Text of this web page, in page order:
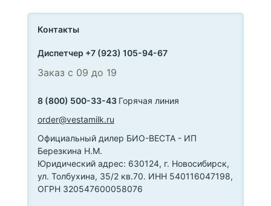
Контакты
Диспетчер +7 (923) 105-94-67
Заказ с 09 до 19
8 (800) 500-33-43 Горячая линия
order@vestamilk.ru
Официальный дилер БИО-ВЕСТА - ИП
Березкина Н.М.
Юридический адрес: 630124, г. Новосибирск,
ул. Толбухина, 35/2 кв.70. ИНН 540116047198,
ОГРН 320547600058076